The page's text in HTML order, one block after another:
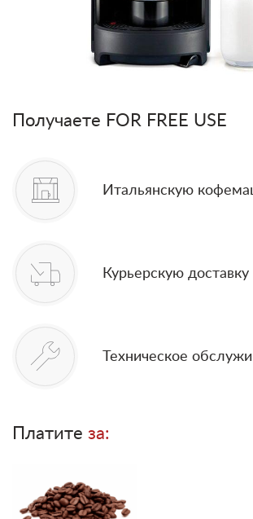
Получаете FOR FREE USE
Итальянскую
Курьерскую доставку
Техническое
Платите за: